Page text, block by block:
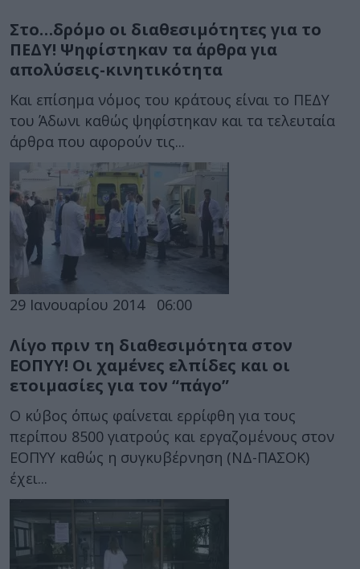
Στο…δρόμο οι διαθεσιμότητες για το
ΠΕΔΥ! Ψηφίστηκαν τα άρθρα για
απολύσεις-κινητικότητα
Και επίσημα νόμος του κράτους είναι το ΠΕΔΥ
του Άδωνι καθώς ψηφίστηκαν και τα τελευταία
άρθρα που αφορούν τις...
29 Ιανουαρίου 2014 06:00
Λίγο πριν τη διαθεσιμότητα στον
ΕΟΠΥΥ! Οι χαμένες ελπίδες και οι
ετοιμασίες για τον “πάγο”
Ο κύβος όπως φαίνεται ερρίφθη για τους
περίπου 8500 γιατρούς και εργαζομένους στον
ΕΟΠΥΥ καθώς η συγκυβέρνηση (ΝΔ-ΠΑΣΟΚ)
έχει...